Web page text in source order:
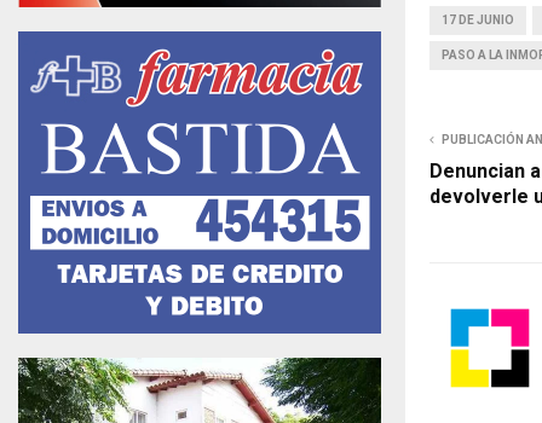
17 DE JUNIO
PASO A LA
PUBLICACIÓN
Denuncian
devolverle